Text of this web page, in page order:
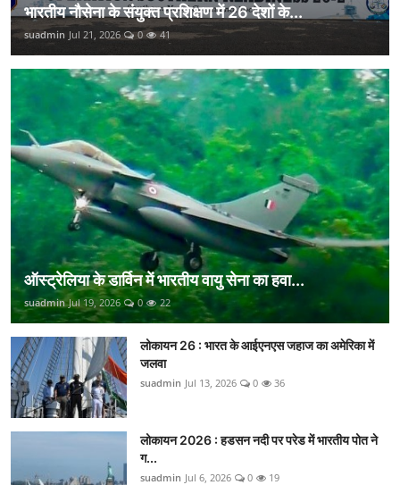
भारतीय नौसेना के संयुक्त प्रशिक्षण में 26 देशों के...
suadmin Jul 21, 2026 0 41
ऑस्ट्रेलिया के डार्विन में भारतीय वायु सेना का हवा...
suadmin Jul 19, 2026 0 22
लोकायन 26 : भारत के आईएनएस जहाज का अमेरिका में
जलवा
suadmin Jul 13, 2026 0 36
लोकायन 2026 : हडसन नदी पर परेड में भारतीय पोत ने
ग...
suadmin Jul 6, 2026 0 19